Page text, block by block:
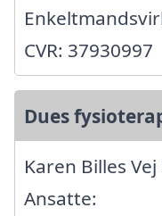
CVR: 37930997
Dues
Karen Billes
Ansatte: